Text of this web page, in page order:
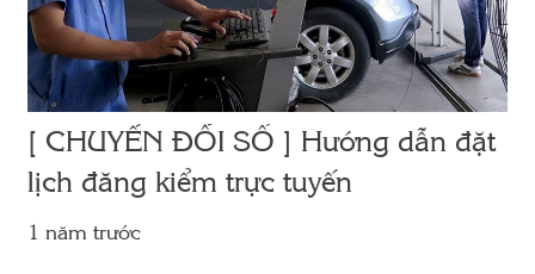
[ CHUYỂN ĐỔI SỐ ] Hướng dẫn đặt
lịch đăng kiểm trực tuyến
1 năm trước